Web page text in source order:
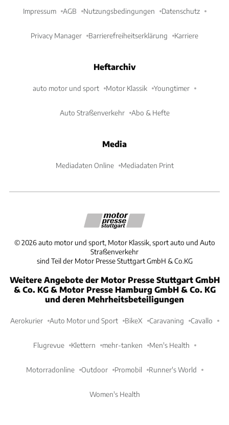
Impressum AGB Nutzungsbedingungen Datenschutz
Privacy Manager Barrierefreiheitserklärung Karriere
Heftarchiv
auto motor und sport Motor Klassik Youngtimer
Auto Straßenverkehr Abo & Hefte
Media
Mediadaten Online Mediadaten Print
©2026 auto motor und sport, Motor Klassik, sport auto und Auto
Straßenverkehr
sind Teil der Motor Presse Stuttgart GmbH & Co.KG
Weitere Angebote der Motor Presse Stuttgart GmbH
& Co. KG & Motor Presse Hamburg GmbH & Co. KG
und deren Mehrheitsbeteiligungen
Aerokurier Auto Motor und Sport BikeX Caravaning Cavallo
Flugrevue Klettern mehr-tanken Men's Health
Motorradonline Outdoor Promobil Runner's World
Women's Health